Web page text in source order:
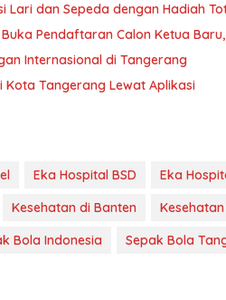
Lari dan Sepeda dengan Hadiah
Pendaftaran Calon Ketua
Internasional di Tangerang
Kota Tangerang Lewat Aplikasi
Eka Hospital BSD
Eka
Kesehatan di Banten
Bola Indonesia Sepak Bola